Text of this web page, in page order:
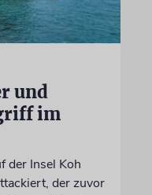
und
im
der Insel Koh
der zuvor